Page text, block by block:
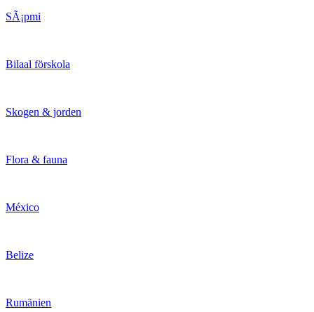
SÃ¡pmi
Bilaal förskola
Skogen & jorden
Flora & fauna
México
Belize
Rumänien